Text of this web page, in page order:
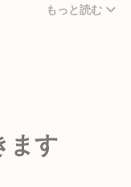
ーランブルジョ
寧に育てられた
す。
作業でおいしい
。
め、イベント出
もっと読む
ます